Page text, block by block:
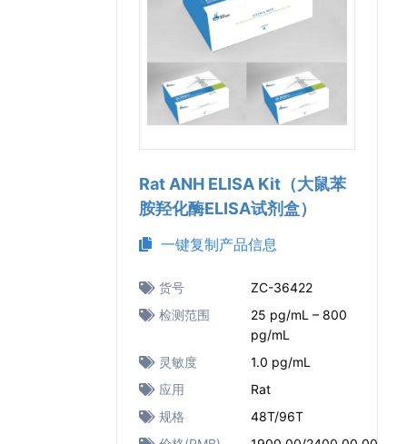
Rat ANH ELISA Kit（大鼠苯
胺羟化酶ELISA试剂盒）
一键复制产品信息
货号
ZC-36422
检测范围
25 pg/mL – 800
pg/mL
灵敏度
1.0 pg/mL
应用
Rat
规格
48T/96T